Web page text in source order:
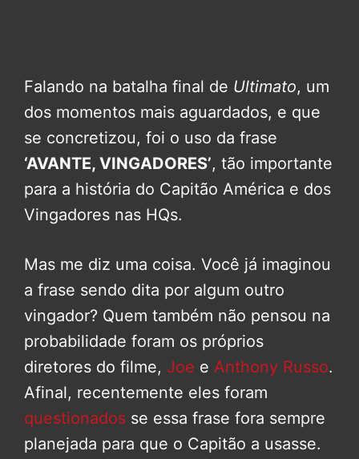
Falando na batalha final de Ultimato, um
dos momentos mais aguardados, e que
se concretizou, foi o uso da frase
‘AVANTE, VINGADORES’, tão importante
para a história do Capitão América e dos
Vingadores nas HQs.
Mas me diz uma coisa. Você já imaginou
a frase sendo dita por algum outro
vingador? Quem também não pensou na
probabilidade foram os próprios
diretores do filme, Joe e Anthony Russo.
Afinal, recentemente eles foram
questionados se essa frase fora sempre
planejada para que o Capitão a usasse.